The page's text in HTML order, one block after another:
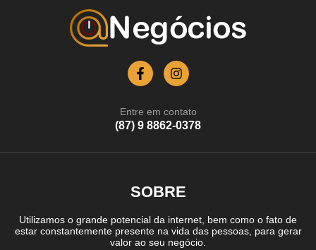
Entre em contato
(87) 9 8862-0378
SOBRE
Utilizamos o grande potencial da internet, bem como o fato de
estar constantemente presente na vida das pessoas, para gerar
valor ao seu negócio.